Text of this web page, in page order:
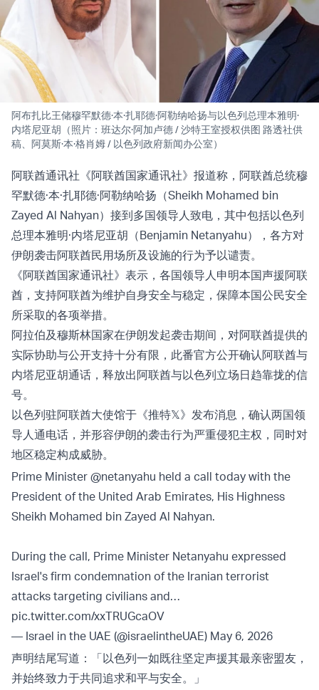
阿布扎比王储穆罕默德·本·扎耶德·阿勒纳哈扬与以色列总理本雅明·
内塔尼亚胡（照片：班达尔·阿加卢德 / 沙特王室授权供图 路透社供
稿、阿莫斯·本·格肖姆 / 以色列政府新闻办公室）
阿联酋通讯社《阿联酋国家通讯社》报道称，阿联酋总统穆
罕默德·本·扎耶德·阿勒纳哈扬（Sheikh Mohamed bin
Zayed Al Nahyan）接到多国领导人致电，其中包括以色列
总理本雅明·内塔尼亚胡（Benjamin Netanyahu），各方对
伊朗袭击阿联酋民用场所及设施的行为予以谴责。
《阿联酋国家通讯社》表示，各国领导人申明本国声援阿联
酋，支持阿联酋为维护自身安全与稳定，保障本国公民安全
所采取的各项举措。
阿拉伯及穆斯林国家在伊朗发起袭击期间，对阿联酋提供的
实际协助与公开支持十分有限，此番官方公开确认阿联酋与
内塔尼亚胡通话，释放出阿联酋与以色列立场日趋靠拢的信
号。
以色列驻阿联酋大使馆于《推特𝕏》发布消息，确认两国领
导人通电话，并形容伊朗的袭击行为严重侵犯主权，同时对
地区稳定构成威胁。
Prime Minister @netanyahu held a call today with the
President of the United Arab Emirates, His Highness
Sheikh Mohamed bin Zayed Al Nahyan.
During the call, Prime Minister Netanyahu expressed
Israel's firm condemnation of the Iranian terrorist
attacks targeting civilians and…
pic.twitter.com/xxTRUGcaOV
— Israel in the UAE (@israelintheUAE) May 6, 2026
声明结尾写道：「以色列一如既往坚定声援其最亲密盟友，
并始终致力于共同追求和平与安全。」